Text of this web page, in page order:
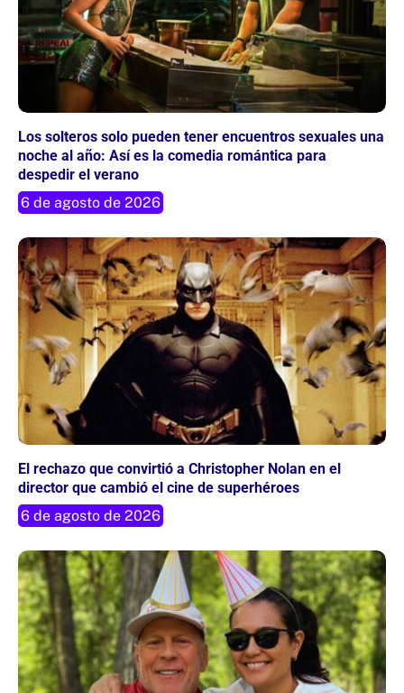
Los solteros solo pueden tener encuentros sexuales una
noche al año: Así es la comedia romántica para
despedir el verano
6 de agosto de 2026
El rechazo que convirtió a Christopher Nolan en el
director que cambió el cine de superhéroes
6 de agosto de 2026